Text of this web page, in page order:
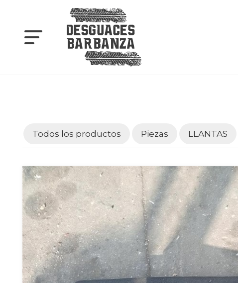
Todos los productos Piezas LLANTAS